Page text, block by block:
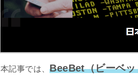
本記事では、BeeBet（ビーベ